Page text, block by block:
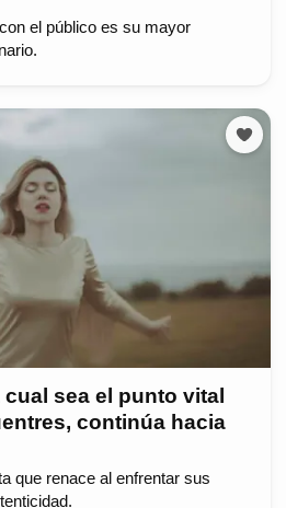
el público es su mayor
cual sea el punto vital
continúa hacia
que renace al enfrentar sus